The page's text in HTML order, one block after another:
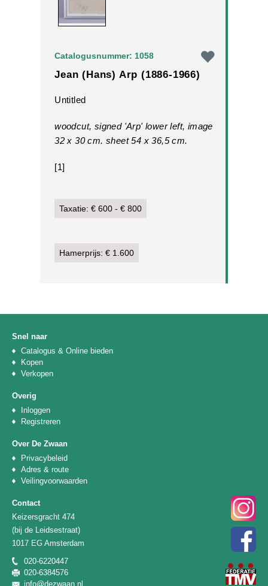
Catalogusnummer: 1058
Jean (Hans) Arp (1886-1966)
Untitled
woodcut, signed 'Arp' lower left, image
32 x 30 cm. sheet 54 x 36,5 cm.
[1]
Taxatie: € 600 - € 800
Hamerprijs: € 1.600
Snel naar
Catalogus & Online bieden
Kopen
Verkopen
Overig
Inloggen
Registreren
Over De Zwaan
Privacybeleid
Adres & route
Veilingvoorwaarden
Contact
Keizersgracht 474
(bij de Leidsestraat)
1017 EG Amsterdam
020-6220447
020-6384576
info@dezwaan.nl